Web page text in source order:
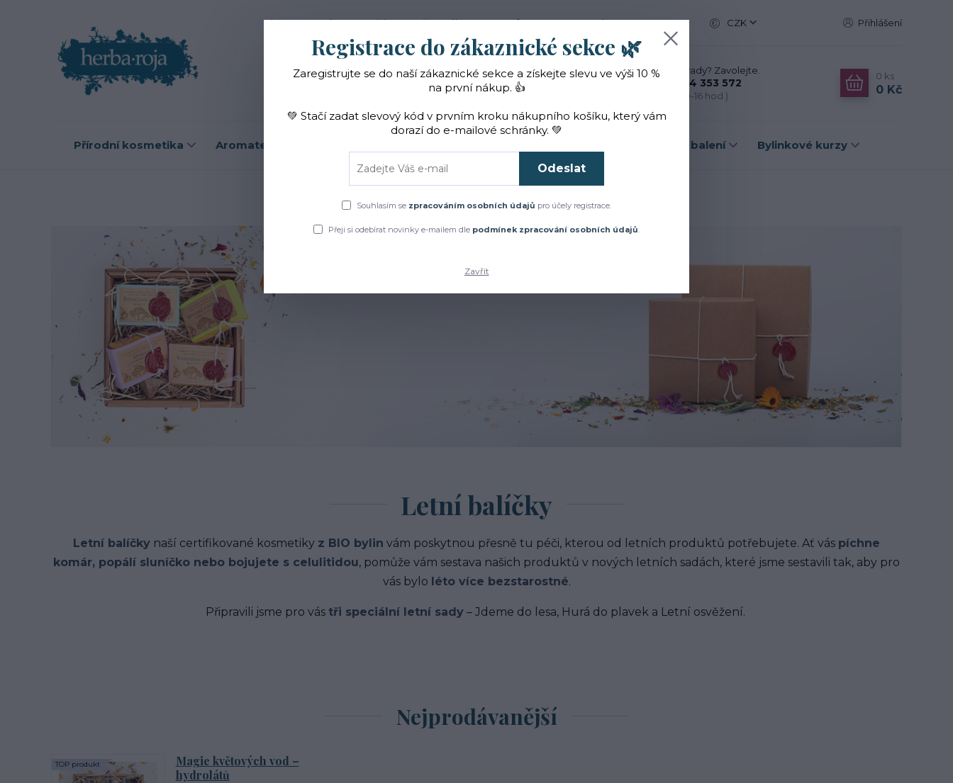
Blog O nás Novinky Vše o nákupu Reference Kontakt CZK Přihlášení
Hledat
Nevíte si rady? Zavolejte.
+420 774 353 572
(Po-Pá, 10-16 hod.)
0 ks
0 Kč
Přírodní kosmetika Aromaterapie Dárková balení Bylinkové kurzy
Úvod Dárková balení Letní balíčky
Letní balíčky
Letní balíčky naší certifikované kosmetiky z BIO bylin vám poskytnou přesně tu péči, kterou od letních produktů potřebujete. Ať vás píchne
komár, popálí sluníčko nebo bojujete s celulitidou, pomůže vám sestava našich produktů v nových letních sadách, které jsme sestavili tak, aby pro
vás bylo léto více bezstarostné.
Připravili jsme pro vás tři speciální letní sady– Jdeme do lesa, Hurá do plavek a Letní osvěžení.
Nejprodávanější
Magie květových vod –
hydrolátů
TOP produkt
Registrace do zákaznické sekce 🌿
Zaregistrujte se do naší zákaznické sekce a získejte slevu ve výši 10 %
na první nákup. 👍
💚 Stačí zadat slevový kód v prvním kroku nákupního košíku, který vám
dorazí do e-mailové schránky. 💚
Odeslat
Souhlasím se zpracováním osobních údajů pro účely registrace.
Přeji si odebírat novinky e-mailem dle podmínek zpracování osobních údajů.
Zavřít